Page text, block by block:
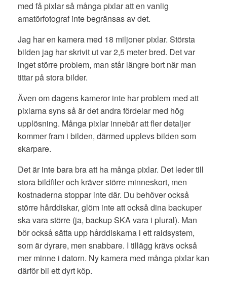
med få pixlar så många pixlar att en vanlig
amatörfotograf inte begränsas av det.
Jag har en kamera med 18 miljoner pixlar. Största
bilden jag har skrivit ut var 2,5 meter bred. Det var
inget större problem, man står längre bort när man
tittar på stora bilder.
Även om dagens kameror inte har problem med att
pixlarna syns så är det andra fördelar med hög
upplösning. Många pixlar innebär att fler detaljer
kommer fram i bilden, därmed upplevs bilden som
skarpare.
Det är inte bara bra att ha många pixlar. Det leder till
stora bildfiler och kräver större minneskort, men
kostnaderna stoppar inte där. Du behöver också
större hårddiskar, glöm inte att också dina backuper
ska vara större (ja, backup SKA vara i plural). Man
bör också sätta upp hårddiskarna i ett raidsystem,
som är dyrare, men snabbare. I tillägg krävs också
mer minne i datorn. Ny kamera med många pixlar kan
därför bli ett dyrt köp.